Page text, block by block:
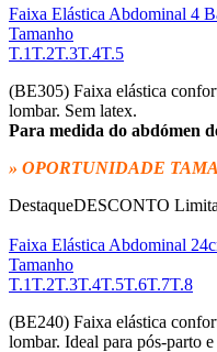
Faixa Elástica Abdominal 4
Tamanho
T.1T.2T.3T.4T.5
(BE305) Faixa elástica
lombar. Sem latex.
Para medida do abdómen
» OPORTUNIDADE
DestaqueDESCONTO
Faixa Elástica Abdominal
Tamanho
T.1T.2T.3T.4T.5T.6T.7T.8
(BE240) Faixa elástica
lombar. Ideal para pós-parto